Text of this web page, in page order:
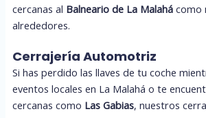
cercanas al Balneario de La Malahácomo
alrededores.
Cerrajería Automotriz
Si has perdido las llaves de tu coche
eventos locales en La Malahá o te
cercanas como Las Gabias, nuestros